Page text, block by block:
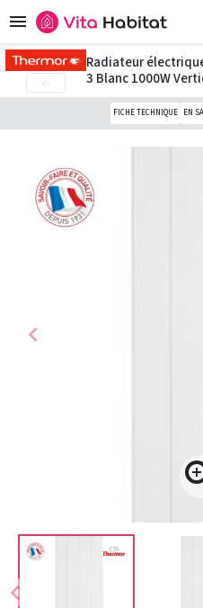

chevron_left
chevron_left
Radiateur
3 Blanc 1000W
FICHE TECHNIQUE EN